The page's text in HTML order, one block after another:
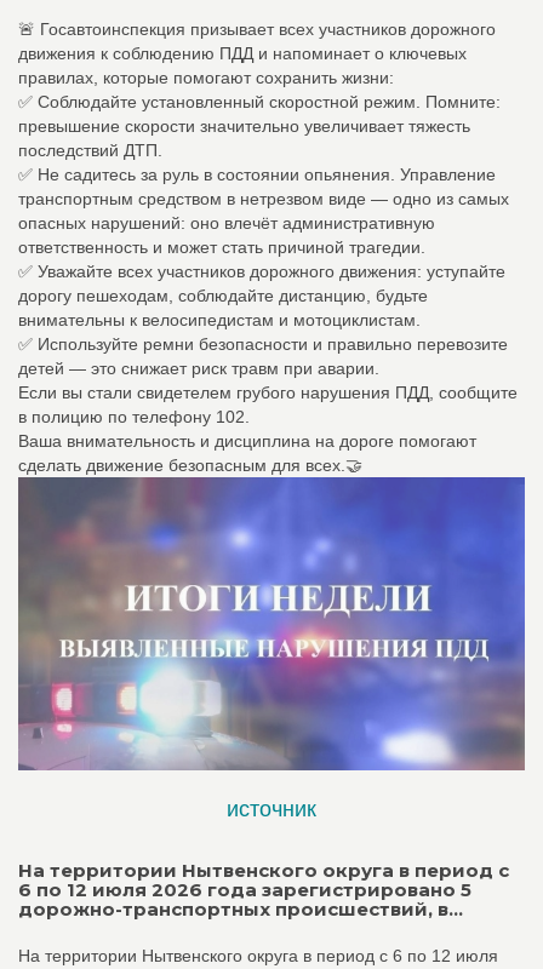
🚨 Госавтоинспекция призывает всех участников дорожного
движения к соблюдению ПДД и напоминает о ключевых
правилах, которые помогают сохранить жизни:
✅ Соблюдайте установленный скоростной режим. Помните:
превышение скорости значительно увеличивает тяжесть
последствий ДТП.
✅ Не садитесь за руль в состоянии опьянения. Управление
транспортным средством в нетрезвом виде — одно из самых
опасных нарушений: оно влечёт административную
ответственность и может стать причиной трагедии.
✅ Уважайте всех участников дорожного движения: уступайте
дорогу пешеходам, соблюдайте дистанцию, будьте
внимательны к велосипедистам и мотоциклистам.
✅ Используйте ремни безопасности и правильно перевозите
детей — это снижает риск травм при аварии.
Если вы стали свидетелем грубого нарушения ПДД, сообщите
в полицию по телефону 102.
Ваша внимательность и дисциплина на дороге помогают
сделать движение безопасным для всех.🤝
источник
На территории Нытвенского округа в период с
6 по 12 июля 2026 года зарегистрировано 5
дорожно-транспортных происшествий, в...
На территории Нытвенского округа в период с 6 по 12 июля